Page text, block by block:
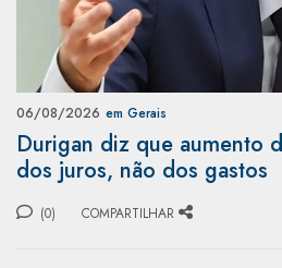
06/08/2026 em Gerais
Durigan diz que aumento
dos juros, não dos gastos
(0) COMPARTILHAR